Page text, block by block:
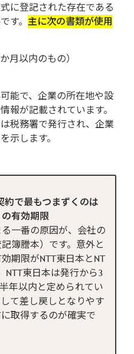
に登記された存在である
す。 主に次の書類が使用
月以内のもの）
能で、企業の所在地や設
報が記載されています。
税務署で発行され、企業
示します。
で最もつまずくのは
の有効期限
一番の原因が、会社の
簿謄本）です。意外と
期限がNTT東日本とNT
NTT東日本は発行から3
年以内と定められてい
て差し戻しとなりやす
取得するのが確実で